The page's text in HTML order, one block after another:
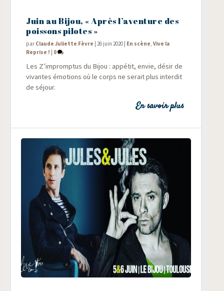
Juin au Bijou, « Après l’aventure des
poissons pilotes »
par Claude Juliette Fèvre |26 juin 2020 | En scène ,Vive la
Reprise ! | 0
Les Z’im­promp­tus du Bijou : appé­tit, envie, désir de
vivantes émo­tions où le corps ne serait plus inter­dit
de séjour.
En savoir plus